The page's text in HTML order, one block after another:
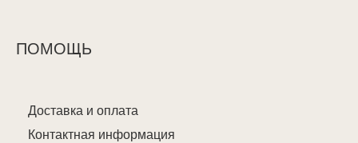
ПОМОЩЬ
Доставка и оплата
Контактная информация